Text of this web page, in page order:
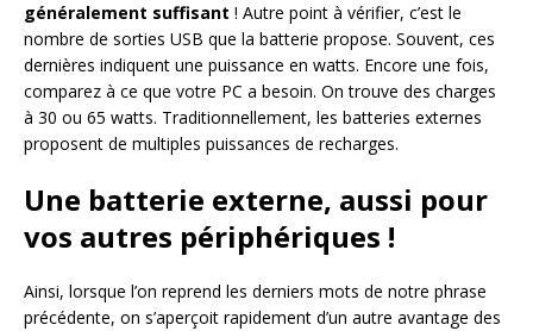
généralement suffisant ! Autre point à vérifier, c’est le
nombre de sorties USB que la batterie propose. Souvent, ces
dernières indiquent une puissance en watts. Encore une fois,
comparez à ce que votre PC a besoin. On trouve des charges
à 30 ou 65 watts. Traditionnellement, les batteries externes
proposent de multiples puissances de recharges.
Une batterie externe, aussi pour
vos autres périphériques !
Ainsi, lorsque l’on reprend les derniers mots de notre phrase
précédente, on s’aperçoit rapidement d’un autre avantage des